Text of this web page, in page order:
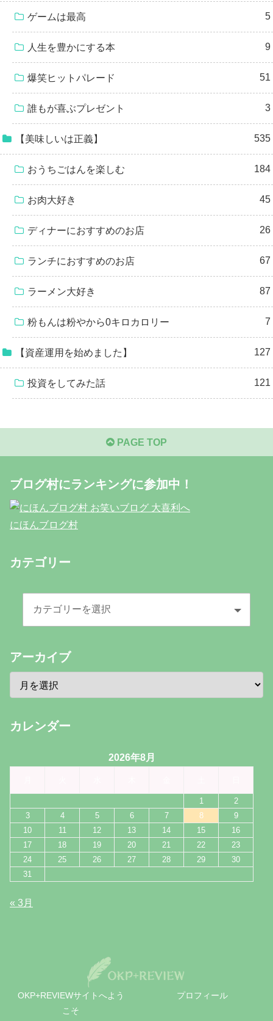
ゲームは最高 5
人生を豊かにする本 9
爆笑ヒットパレード 51
誰もが喜ぶプレゼント 3
【美味しいは正義】 535
おうちごはんを楽しむ 184
お肉大好き 45
ディナーにおすすめのお店 26
ランチにおすすめのお店 67
ラーメン大好き 87
粉もんは粉やから0キロカロリー 7
【資産運用を始めました】 127
投資をしてみた話 121
PAGE TOP
ブログ村にランキングに参加中！
にほんブログ村
カテゴリー
アーカイブ
カレンダー
2026年8月
1
2
3
4 5 6 7 8
9
10
11 12 13 14 15
16
17
18 19 20 21 22
23
24
25 26 27 28 29
30
31
« 3月
OKP+REVIEWサイトへよう
こそ
プロフィール